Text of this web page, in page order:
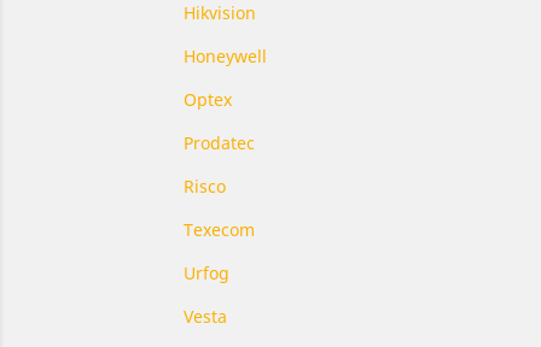
Hikvision
Honeywell
Optex
Prodatec
Risco
Texecom
Urfog
Vesta